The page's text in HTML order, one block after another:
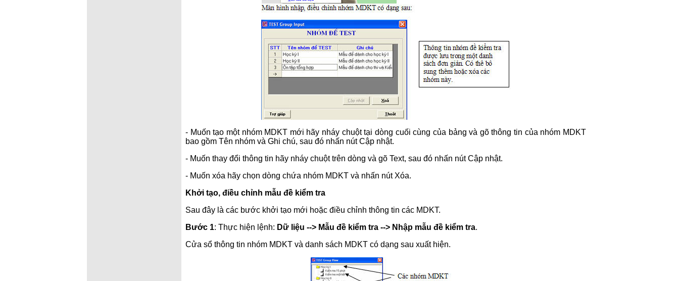
- Muốn tạo một nhóm MDKT mới hãy nháy chuột tại dòng cuối cùng của bảng và gõ thông tin của nhóm MDKT
bao gồm Tên nhóm và Ghi chú, sau đó nhấn nút Cập nhật.
- Muốn thay đổi thông tin hãy nháy chuột trên dòng và gõ Text, sau đó nhấn nút Cập nhật.
- Muốn xóa hãy chọn dòng chứa nhóm MDKT và nhấn nút Xóa.
Khởi tạo, điều chỉnh mẫu đề kiểm tra
Sau đây là các bước khởi tạo mới hoặc điều chỉnh thông tin các MDKT.
Bước 1: Thực hiện lệnh: Dữ liệu --> Mẫu đề kiểm tra --> Nhập mẫu đề kiểm tra.
Cửa sổ thông tin nhóm MDKT và danh sách MDKT có dạng sau xuất hiện.